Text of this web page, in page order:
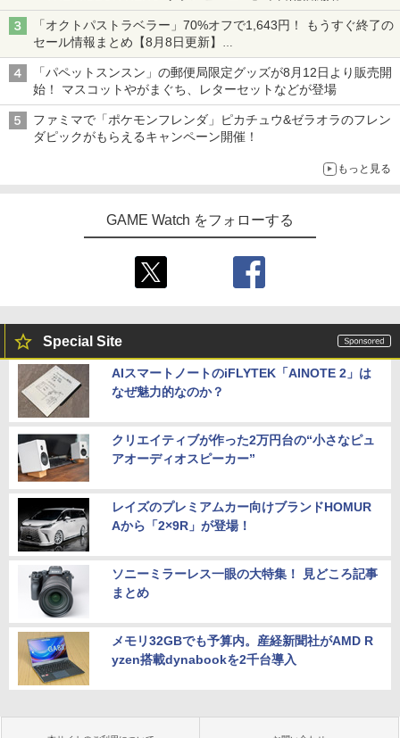
「オクトパストラベラー」70%オフで1,643円！ もうすぐ終了の
セール情報まとめ【8月8日更新】
ニンテンドーeショップでは「大神 絶景版」が67%オフで990円
「パペットスンスン」の郵便局限定グッズが8月12日より販売開
始！ マスコットやがまぐち、レターセットなどが登場
ファミマで「ポケモンフレンダ」ピカチュウ&ゼラオラのフレン
ダピックがもらえるキャンペーン開催！
もっと見る
GAME Watch をフォローする
Special Site
AIスマートノートのiFLYTEK「AINOTE 2」は
なぜ魅力的なのか？
クリエイティブが作った2万円台の“小さなピュ
アオーディオスピーカー”
レイズのプレミアムカー向けブランドHOMUR
Aから「2×9R」が登場！
ソニーミラーレス一眼の大特集！ 見どころ記事
まとめ
メモリ32GBでも予算内。産経新聞社がAMD R
yzen搭載dynabookを2千台導入